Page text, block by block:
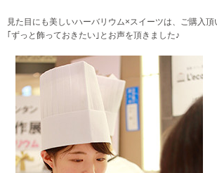
見た目にも美しいハーバリウム×スイーツは、ご購入頂
｢ずっと飾っておきたい｣とお声を頂きました♪